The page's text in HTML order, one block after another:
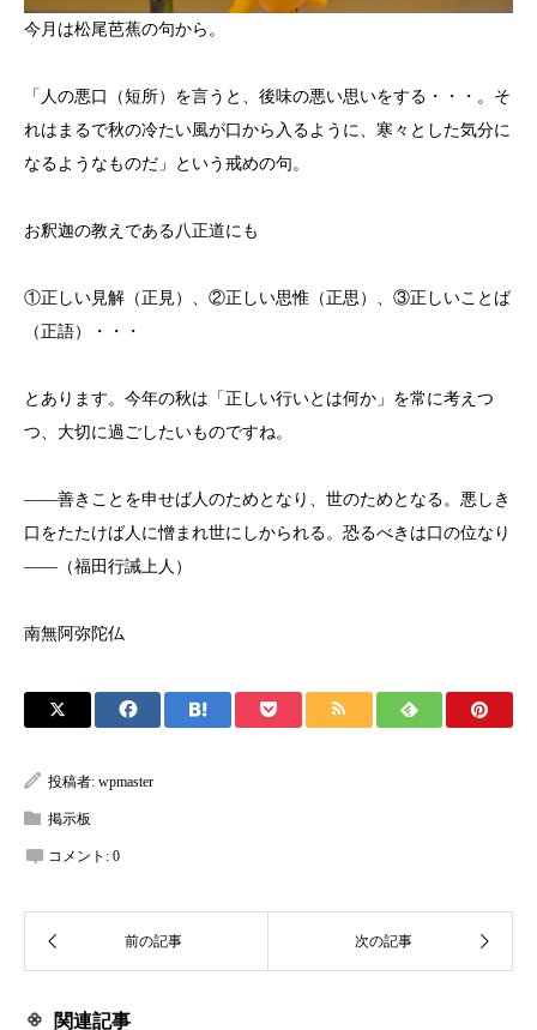
今月は松尾芭蕉の句から。
「人の悪口（短所）を言うと、後味の悪い思いをする・・・。そ
れはまるで秋の冷たい風が口から入るように、寒々とした気分に
なるようなものだ」という戒めの句。
お釈迦の教えである八正道にも
①正しい見解（正見）、②正しい思惟（正思）、③正しいことば
（正語）・・・
とあります。今年の秋は「正しい行いとは何か」を常に考えつ
つ、大切に過ごしたいものですね。
――善きことを申せば人のためとなり、世のためとなる。悪しき
口をたたけば人に憎まれ世にしかられる。恐るべきは口の位なり
――（福田行誡上人）
南無阿弥陀仏
投稿者: wpmaster
掲示板
コメント: 0
関連記事